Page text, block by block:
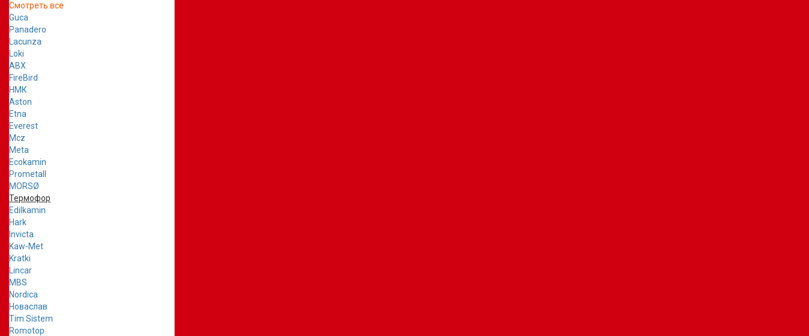
Смотреть все
Guca
Panadero
Lacunza
Loki
ABX
FireBird
НМК
Aston
Etna
Everest
Mcz
Meta
Ecokamin
Prometall
MORSØ
Термофор
Edilkamin
Hark
Invicta
Kaw-Met
Kratki
Lincar
MBS
Nordica
Новаслав
Tim Sistem
Romotop